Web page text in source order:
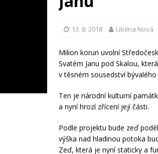
13. 8. 2018 Liběna Nová
Milion korun uvolní
Svatém Janu pod Skalou,
v těsném sousedství
Ten je národní kulturní
a nyní hrozí zřícení její části.
Podle projektu bude zeď
výška nad hladinou potoka
Zeď, která je nyní staticky a